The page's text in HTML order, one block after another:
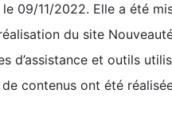
09/11/2022. Elle a été
du site
d’assistance et outils
contenus ont été